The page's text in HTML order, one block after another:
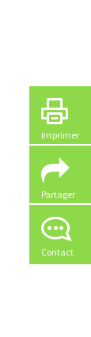
Imprimer
Partager
Contact